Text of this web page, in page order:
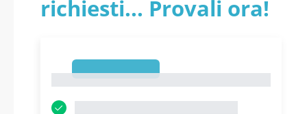
richiesti... Provali ora!